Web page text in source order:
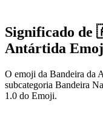
Significado
Antártida
O emoji da Bandeira da
subcategoria Bandeira
1.0 do Emoji.